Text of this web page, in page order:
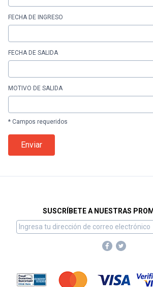
FECHA DE INGRESO
FECHA DE SALIDA
MOTIVO DE SALIDA
* Campos requeridos
Enviar
SUSCRÍBETE A NUESTRAS